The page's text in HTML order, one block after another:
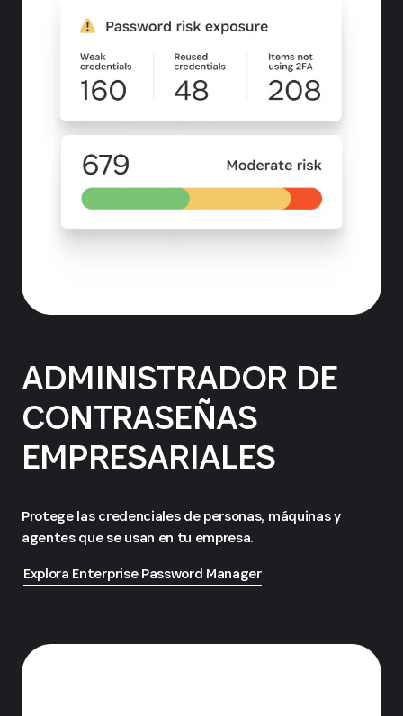
ADMINISTRADOR DE
CONTRASEÑAS
EMPRESARIALES
Protege las credenciales de personas, máquinas y
agentes que se usan en tu empresa.
Explora Enterprise Password Manager